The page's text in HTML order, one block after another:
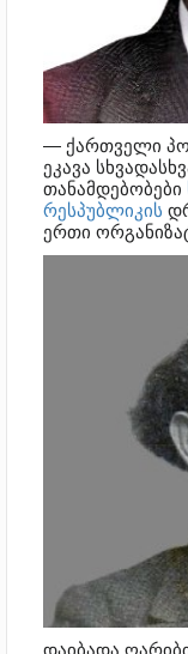
— ქართველი
ეკავა
თანამდებობები
რესპუბლიკის
ერთი
დაიბადა